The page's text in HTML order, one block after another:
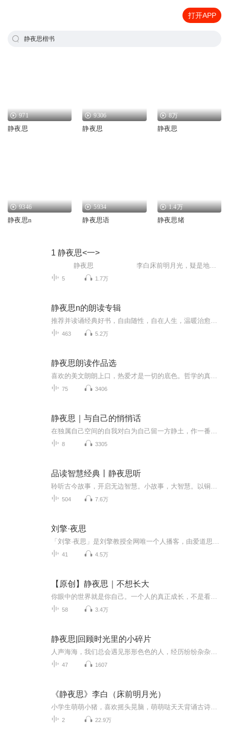
打开APP
静夜思楷书
971
静夜思
9306
静夜思
8万
静夜思
9346
静夜思n
5934
静夜思语
1.4万
静夜思绪
1 静夜思<一>
5 1.7万
静夜思n的朗读专辑
463 5.2万
静夜思朗读作品选
75 3406
静夜思｜与自己的悄悄话
8 3305
品读智慧经典丨静夜思听
504 7.6万
刘擎·夜思
41 4.5万
【原创】静夜思｜不想长大
58 3.4万
静夜思|回顾时光里的小碎片
47 1607
《静夜思》李白（床前明月光）
2 22.9万